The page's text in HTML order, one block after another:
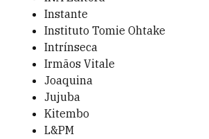
Instante
Instituto Tomie Ohtake
Intrínseca
Irmãos Vitale
Joaquina
Jujuba
Kitembo
L&PM